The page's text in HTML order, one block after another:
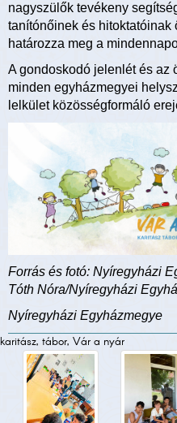
nagyszülők tevékeny
tanítónőinek és hitoktatóinak
határozza meg a
A gondoskodó jelenlét és az
minden egyházmegyei
lelkület közösségformáló
Forrás és fotó: Nyíregyházi
Tóth Nóra/Nyíregyházi
Nyíregyházi Egyházmegye
karitász, tábor, Vár a nyár